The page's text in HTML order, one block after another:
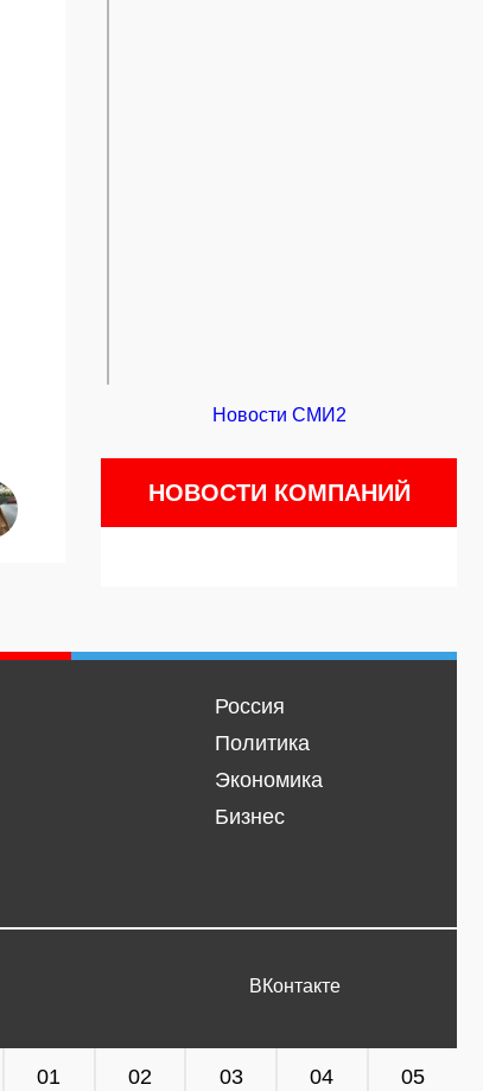
Новости СМИ2
НОВОСТИ КОМПАНИЙ
Россия
Политика
Экономика
Бизнес
ВКонтакте
01 02 03 04 05